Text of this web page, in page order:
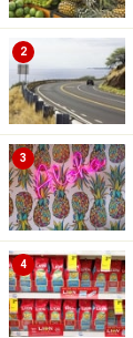
2
3
4